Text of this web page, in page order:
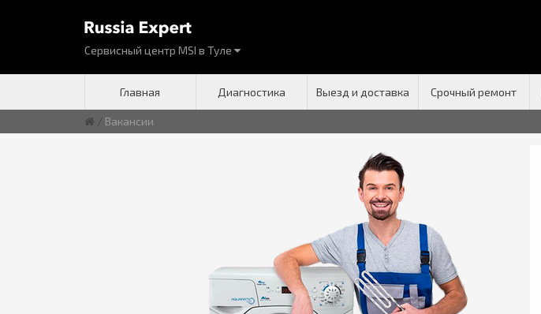
Сервисный центр MSI в Туле
Главная Диагностика Выезд и доставка Срочный ремонт
/ Вакансии